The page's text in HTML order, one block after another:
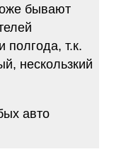
бывают
полгода, т.к.
нескользкий